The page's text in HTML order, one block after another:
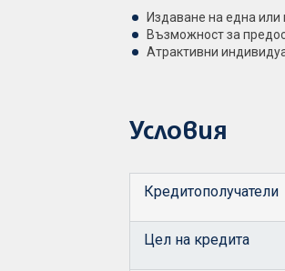
Издаване на една или
Възможност за
Атрактивни
Условия
Кредитополучатели
Цел на кредита